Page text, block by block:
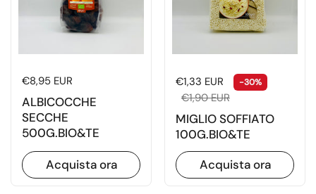
Prezzo di listino
€8,95 EUR
ALBICOCCHE
SECCHE
500G.BIO&TE
Acquista ora
Prezzo di listino
€1,33 EUR -30%
€1,90 EUR
MIGLIO SOFFIATO
100G.BIO&TE
Acquista ora